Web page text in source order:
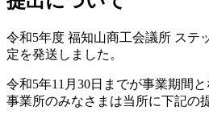
令和5年度 福知山商工会議所 ステ
定を発送しました。
令和5年11月30日までが事業期間
事業所のみなさまは当所に下記の